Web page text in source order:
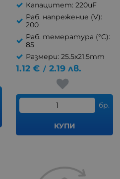
Капацитет: 220uF
Раб. напрежение (V):
200
Раб. темература (°C):
85
Размери: 25.5x21.5mm
1.12 € / 2.19 лв.
бр.
КУПИ